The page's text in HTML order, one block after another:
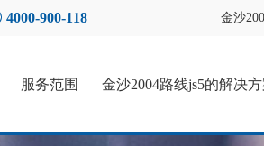
4000-900-118 金沙
服务范围 金沙2004路线js5的解决